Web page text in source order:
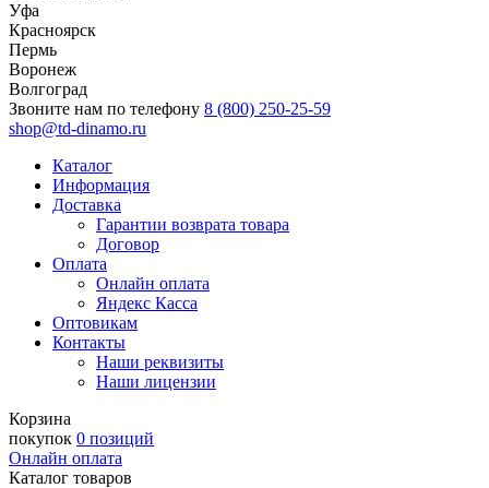
Уфа
Красноярск
Пермь
Воронеж
Волгоград
Звоните нам по телефону 8 (800) 250-25-59
shop@td-dinamo.ru
Каталог
Информация
Доставка
Гарантии возврата товара
Договор
Оплата
Онлайн оплата
Яндекс Касса
Оптовикам
Контакты
Наши реквизиты
Наши лицензии
Корзина
покупок 0 позиций
Онлайн оплата
Каталог товаров